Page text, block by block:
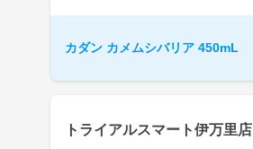
カダン カメムシバリア 450mL
トライアルスマート伊万里店